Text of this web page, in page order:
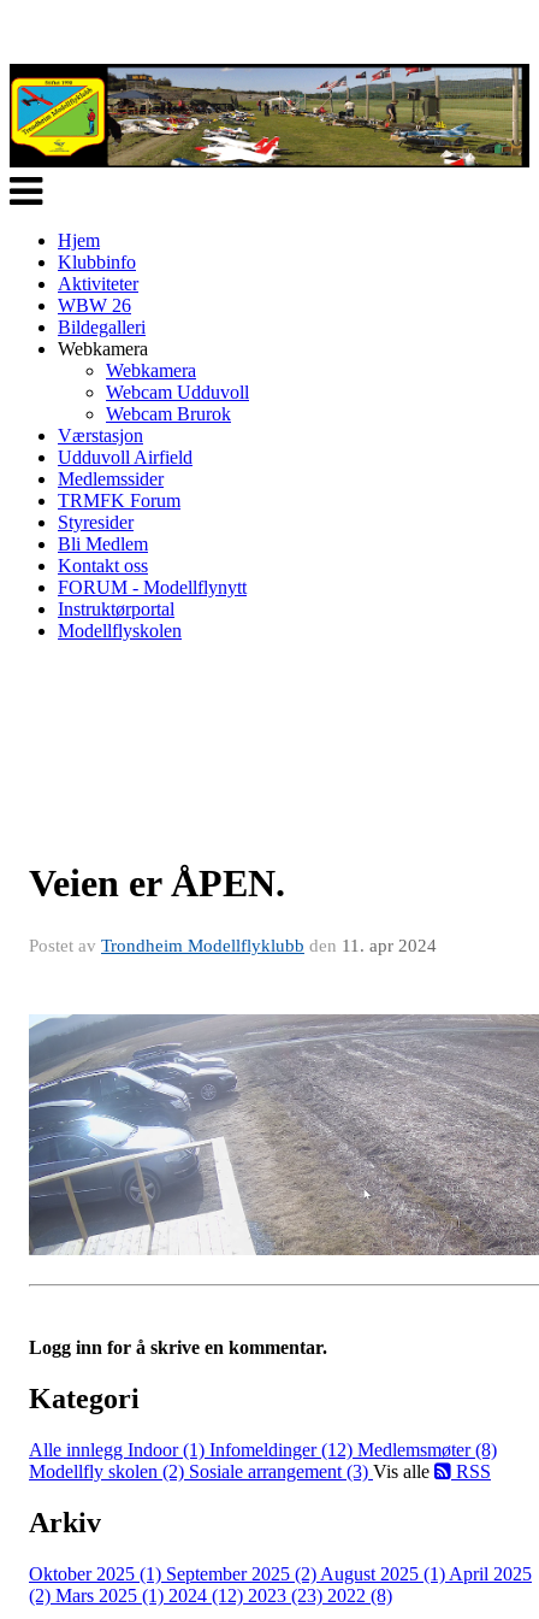
Veksle
navigasjon
Hjem
Klubbinfo
Aktiviteter
WBW 26
Bildegalleri
Webkamera
Webkamera
Webcam Udduvoll
Webcam Brurok
Værstasjon
Udduvoll Airfield
Medlemssider
TRMFK Forum
Styresider
Bli Medlem
Kontakt oss
FORUM - Modellflynytt
Instruktørportal
Modellflyskolen
Veien er ÅPEN.
Postet av Trondheim Modellflyklubb den 11. apr 2024
Logg inn for å skrive en kommentar.
Kategori
Alle innlegg Indoor (1) Infomeldinger (12) Medlemsmøter (8)
Modellfly skolen (2) Sosiale arrangement (3) Vis alle RSS
Arkiv
Oktober 2025 (1) September 2025 (2) August 2025 (1) April 2025
(2) Mars 2025 (1) 2024 (12) 2023 (23) 2022 (8)